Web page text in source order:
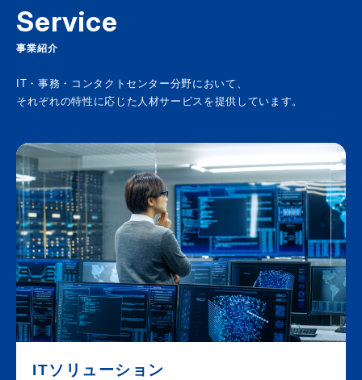
Service
事業紹介
IT・事務・コンタクトセンター分野において、
それぞれの特性に応じた人材サービスを提供しています。
ITソリューション